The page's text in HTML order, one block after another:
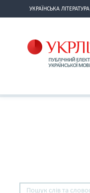
УКРАЇНСЬКА ЛІТЕРАТУРА